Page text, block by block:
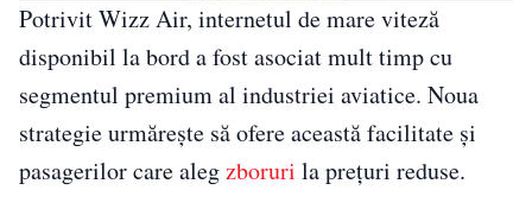
Potrivit Wizz Air, internetul de mare viteză
disponibil la bord a fost asociat mult timp cu
segmentul premium al industriei aviatice. Noua
strategie urmărește să ofere această facilitate și
pasagerilor care alegzboruri la prețuri reduse.